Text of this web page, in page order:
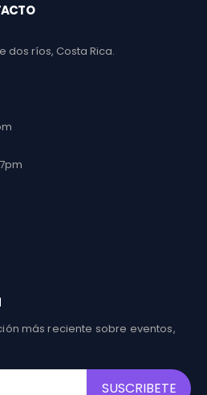
dos ríos, Costa Rica.
más reciente sobre eventos,